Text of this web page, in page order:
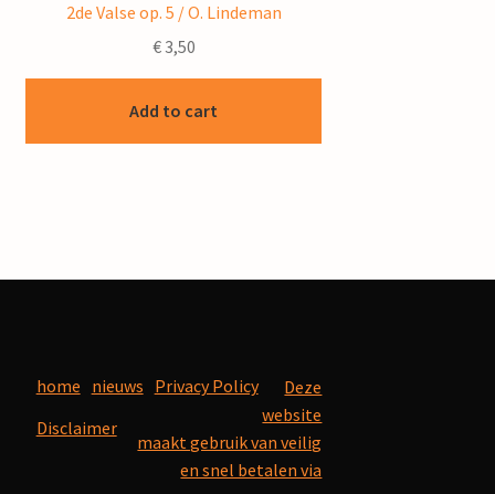
2de Valse op. 5 / O. Lindeman
€3,50
Add to cart
home nieuws Privacy Policy
Disclaimer
Deze
website
maakt gebruik van veilig
en snel betalen via